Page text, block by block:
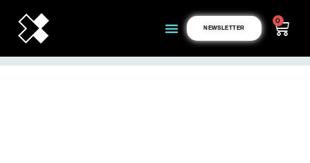
NEWSLETTER
0